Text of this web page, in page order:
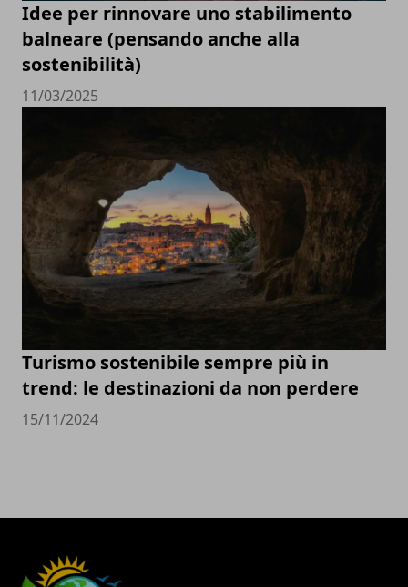
Idee per rinnovare uno stabilimento
balneare (pensando anche alla
sostenibilità)
11/03/2025
Turismo sostenibile sempre più in
trend: le destinazioni da non perdere
15/11/2024